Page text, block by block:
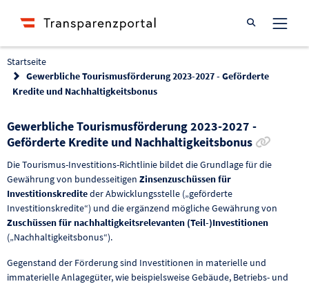
Suche öffnen
Startseite
Gewerbliche Tourismusförderung 2023-2027 - Geförderte
Kredite und Nachhaltigkeitsbonus
Gewerbliche Tourismusförderung 2023-2027 -
Geförderte Kredite und Nachhaltigkeitsbonus
Die Tourismus-Investitions-Richtlinie bildet die Grundlage für die
Gewährung von bundesseitigen Zinsenzuschüssen für
Investitionskrediteder Abwicklungsstelle („geförderte
Investitionskredite“) und die ergänzend mögliche Gewährung von
Zuschüssen für nachhaltigkeitsrelevanten (Teil-)Investitionen
(„Nachhaltigkeitsbonus“).
Gegenstand der Förderung sind Investitionen in materielle und
immaterielle Anlagegüter, wie beispielsweise Gebäude, Betriebs- und